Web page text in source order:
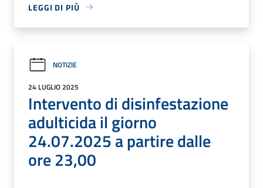
LEGGI DI PIÙ
NOTIZIE
24 LUGLIO 2025
Intervento di disinfestazione
adulticida il giorno
24.07.2025 a partire dalle
ore 23,00